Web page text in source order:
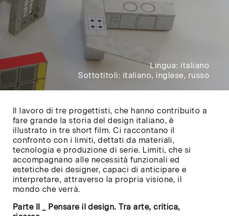
Lingua: italiano
Sottotitoli: italiano, inglese, russo
Il lavoro di tre progettisti, che hanno contribuito a
fare grande la storia del design italiano, è
illustrato in tre short film. Ci raccontano il
confronto con i limiti, dettati da materiali,
tecnologia e produzione di serie. Limiti, che si
accompagnano alle necessità funzionali ed
estetiche dei designer, capaci di anticipare e
interpretare, attraverso la propria visione, il
mondo che verrà.
Parte II _ Pensare il design. Tra arte, critica,